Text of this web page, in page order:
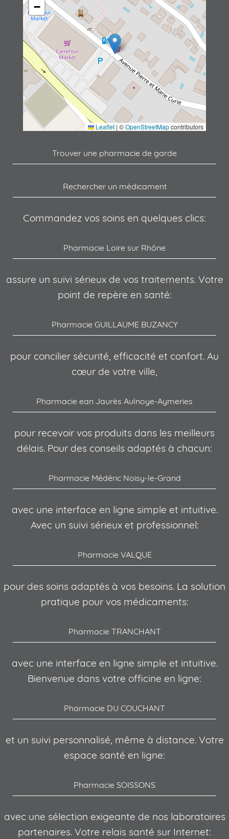
−
Leaflet | ©OpenStreetMapcontributors
Trouver une pharmacie de garde
Rechercher un médicament
Commandez vos soins en quelques clics:
Pharmacie Loire sur Rhône
assure un suivi sérieux de vos traitements. Votre
point de repère en santé:
Pharmacie GUILLAUME BUZANCY
pour concilier sécurité, efficacité et confort. Au
cœur de votre ville,
Pharmacie ean Jaurès Aulnoye-Aymeries
pour recevoir vos produits dans les meilleurs
délais. Pour des conseils adaptés à chacun:
Pharmacie Médéric Noisy-le-Grand
avec une interface en ligne simple et intuitive.
Avec un suivi sérieux et professionnel:
Pharmacie VALQUE
pour des soins adaptés à vos besoins. La solution
pratique pour vos médicaments:
Pharmacie TRANCHANT
avec une interface en ligne simple et intuitive.
Bienvenue dans votre officine en ligne:
Pharmacie DU COUCHANT
et un suivi personnalisé, même à distance. Votre
espace santé en ligne:
Pharmacie SOISSONS
avec une sélection exigeante de nos laboratoires
partenaires. Votre relais santé sur Internet: